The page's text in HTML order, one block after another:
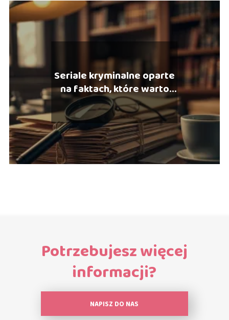
Seriale kryminalne oparte
na faktach, które warto
zobaczyć
Potrzebujesz więcej
informacji?
NAPISZ DO NAS